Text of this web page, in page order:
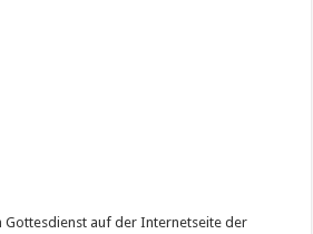
Gottesdienst auf der Internetseite der